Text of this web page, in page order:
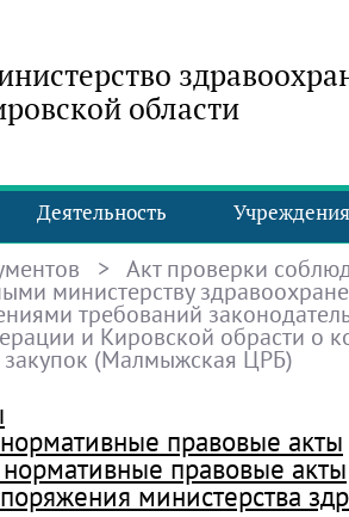
области
Деятельность Учреждения
> Акт проверки
министерству
требований
и Кировской обрасти о
закупок (Малмыжская ЦРБ)
правовые акты
правовые акты
министерства